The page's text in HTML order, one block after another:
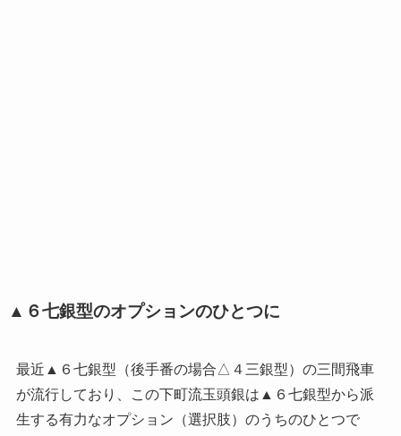
▲６七銀型のオプションのひとつに
最近▲６七銀型（後手番の場合△４三銀型）の三間飛車
が流行しており、この下町流玉頭銀は▲６七銀型から派
生する有力なオプション（選択肢）のうちのひとつで